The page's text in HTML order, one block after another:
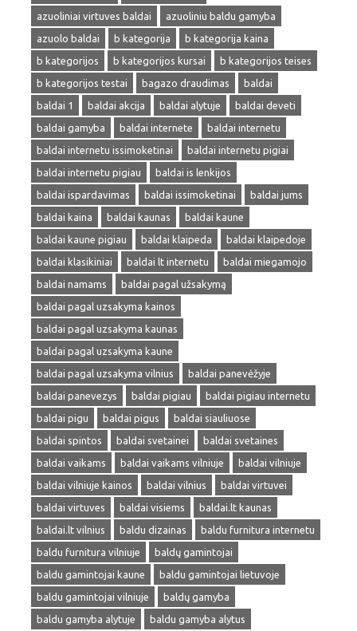
azuoliniai virtuves baldai
azuoliniu baldu gamyba
azuolo baldai
b kategorija
b kategorija kaina
b kategorijos
b kategorijos kursai
b kategorijos teises
b kategorijos testai
bagazo draudimas
baldai
baldai 1
baldai akcija baldai alytuje
baldai deveti
baldai gamyba
baldai internete
baldai internetu
baldai internetu issimoketinai
baldai internetu pigiai
baldai internetu pigiau
baldai is lenkijos
baldai ispardavimas
baldai issimoketinai
baldai jums
baldai kaina
baldai kaunas
baldai kaune
baldai kaune pigiau
baldai klaipeda
baldai klaipedoje
baldai klasikiniai
baldai lt internetu
baldai miegamojo
baldai namams
baldai pagal užsakymą
baldai pagal uzsakyma kainos
baldai pagal uzsakyma kaunas
baldai pagal uzsakyma kaune
baldai pagal uzsakyma vilnius
baldai panevėžyje
baldai panevezys
baldai pigiau
baldai pigiau internetu
baldai pigu
baldai pigus
baldai siauliuose
baldai spintos
baldai svetainei
baldai svetaines
baldai vaikams
baldai vaikams vilniuje
baldai vilniuje
baldai vilniuje kainos
baldai vilnius
baldai virtuvei
baldai virtuves
baldai visiems
baldai.lt kaunas
baldai.lt vilnius
baldu dizainas
baldu furnitura internetu
baldu furnitura vilniuje
baldų gamintojai
baldu gamintojai kaune
baldu gamintojai lietuvoje
baldu gamintojai vilniuje
baldų gamyba
baldu gamyba alytuje
baldu gamyba alytus